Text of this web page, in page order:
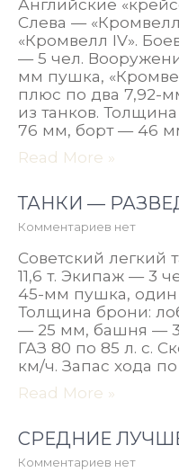
Английские
Слева —
«Кромвелл IV».
— 5 чел.
мм пушка,
плюс по два 7,92-
из танков.
76 мм, борт — 46
Read More »
ТАНКИ —
Комментариев нет
Советский легкий
11,6 т. Экипаж — 3
45-мм пушка,
Толщина брони:
— 25 мм, башня —
ГАЗ 80 по 85 л. с.
км/ч. Запас хода по
Read More »
СРЕДНИЕ
Комментариев нет